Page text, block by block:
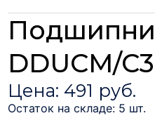
DDUCM/
Цена: 491 руб.
Остаток на складе: 5 шт.